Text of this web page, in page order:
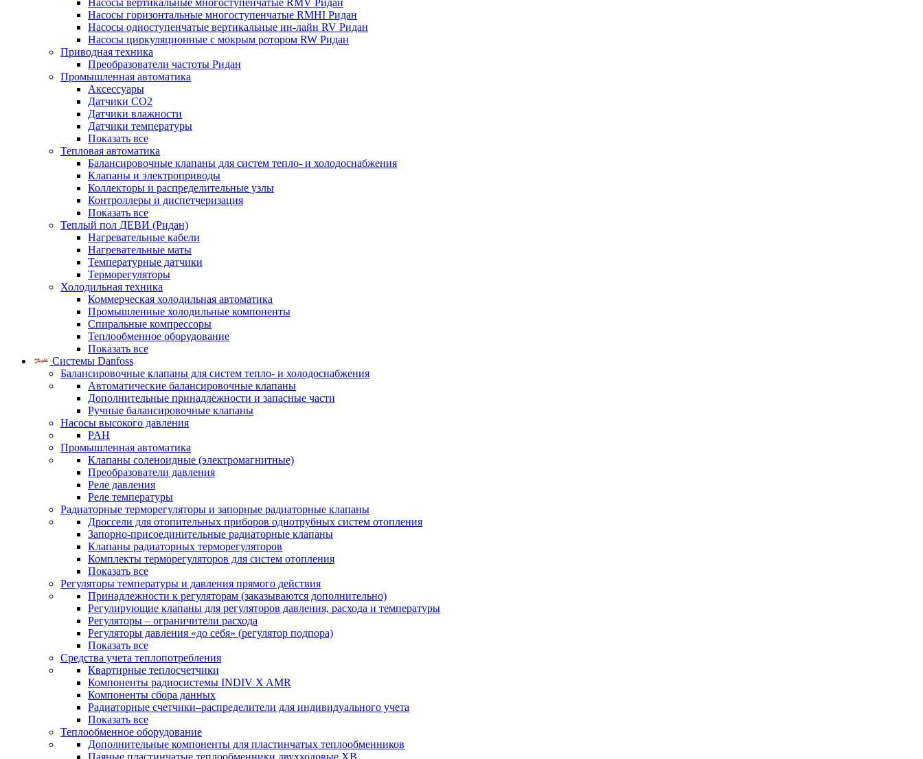
Насосы вертикальные многоступенчатые RMV Ридан
Насосы горизонтальные многоступенчатые RMHI Ридан
Насосы одноступенчатые вертикальные ин-лайн RV Ридан
Насосы циркуляционные с мокрым ротором RW Ридан
Приводная техника
Преобразователи частоты Ридан
Промышленная автоматика
Аксессуары
Датчики CO2
Датчики влажности
Датчики температуры
Показать все
Тепловая автоматика
Балансировочные клапаны для систем тепло- и холодоснабжения
Клапаны и электроприводы
Коллекторы и распределительные узлы
Контроллеры и диспетчеризация
Показать все
Теплый пол ДЕВИ (Ридан)
Нагревательные кабели
Нагревательные маты
Температурные датчики
Терморегуляторы
Холодильная техника
Коммерческая холодильная автоматика
Промышленные холодильные компоненты
Спиральные компрессоры
Теплообменное оборудование
Показать все
Системы Danfoss
Балансировочные клапаны для систем тепло- и холодоснабжения
Автоматические балансировочные клапаны
Дополнительные принадлежности и запасные части
Ручные балансировочные клапаны
Насосы высокого давления
PAH
Промышленная автоматика
Клапаны соленоидные (электромагнитные)
Преобразователи давления
Реле давления
Реле температуры
Радиаторные терморегуляторы и запорные радиаторные клапаны
Дроссели для отопительных приборов однотрубных систем отопления
Запорно-присоединительные радиаторные клапаны
Клапаны радиаторных терморегуляторов
Комплекты терморегуляторов для систем отопления
Показать все
Регуляторы температуры и давления прямого действия
Принадлежности к регуляторам (заказываются дополнительно)
Регулирующие клапаны для регуляторов давления, расхода и температуры
Регуляторы – ограничители расхода
Регуляторы давления «до себя» (регулятор подпора)
Показать все
Средства учета теплопотребления
Квартирные теплосчетчики
Компоненты радиосистемы INDIV X AMR
Компоненты сбора данных
Радиаторные счетчики–распределители для индивидуального учета
Показать все
Теплообменное оборудование
Дополнительные компоненты для пластинчатых теплообменников
Паяные пластинчатые теплообменники двухходовые XB